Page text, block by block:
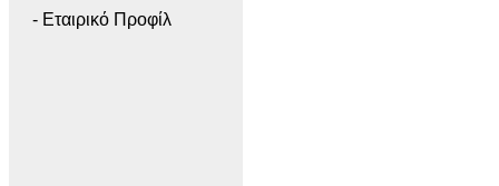
- Εταιρικό Προφίλ